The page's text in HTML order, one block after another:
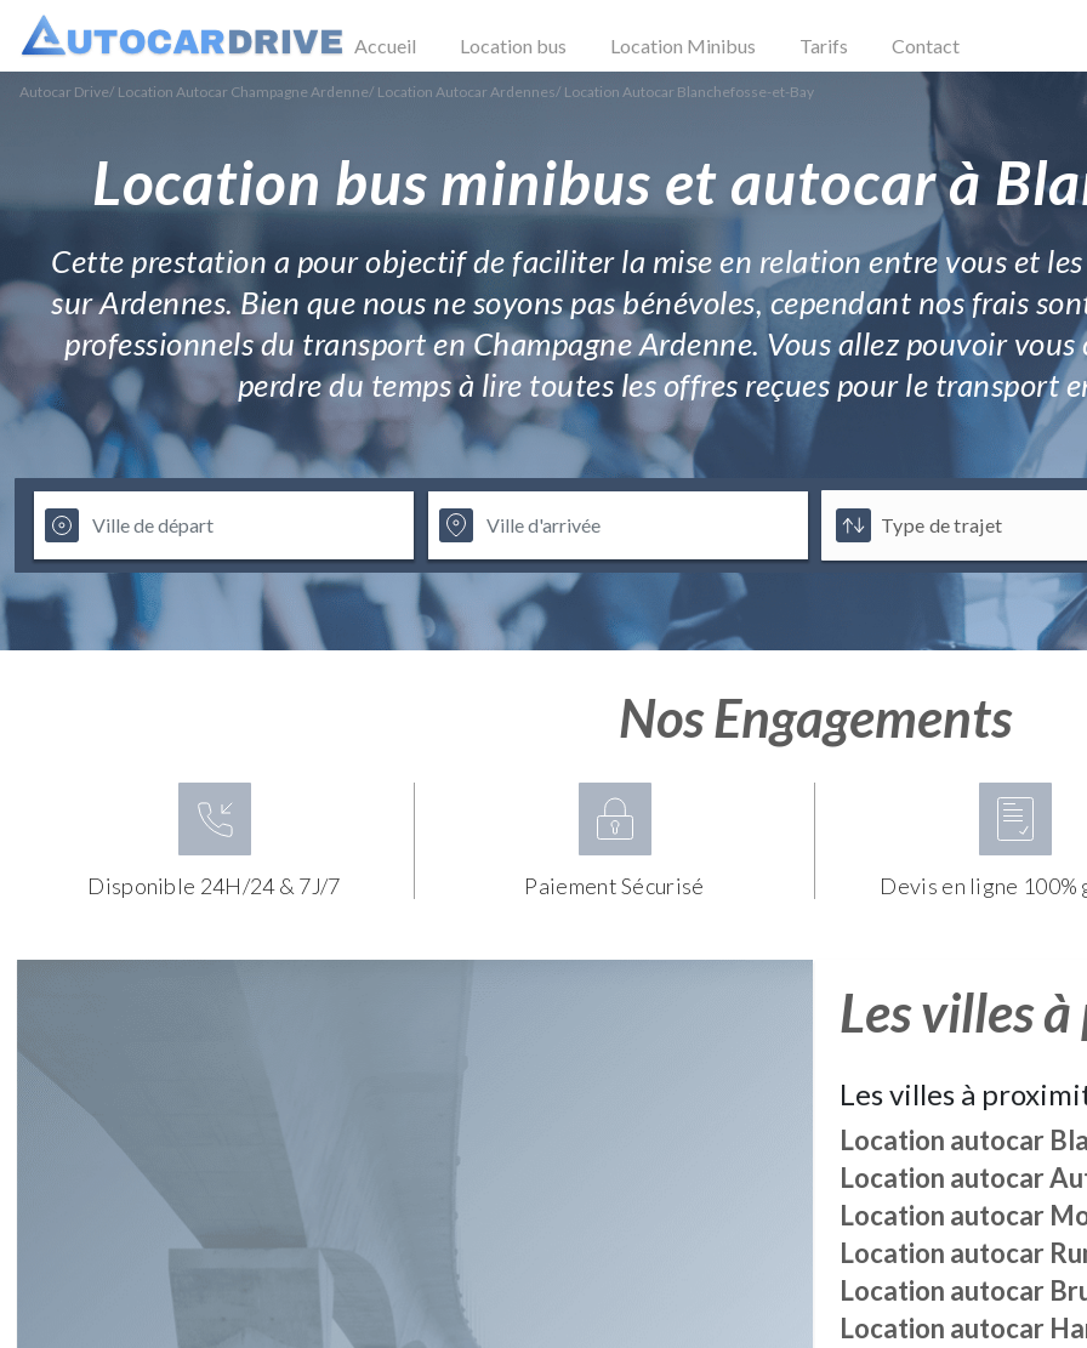
Accueil Location bus Location Minibus Tarifs Contact
Autocar Drive/ Location Autocar Champagne Ardenne/ Location Autocar Ardennes/ Location Autocar Blanchefosse-et-Bay
Location bus minibus et autocar à
Cette prestation a pour objectif de faciliter la mise en relation entre vous et
sur Ardennes. Bien que nous ne soyons pas bénévoles, cependant nos frais
professionnels du transport en Champagne Ardenne. Vous allez pouvoir
perdre du temps à lire toutes les offres reçues pour le transport
Nos Engagements
Disponible 24H/24 & 7J/7 Paiement Sécurisé Devis en ligne
Les villes
Les villes à
Location autocar
Location autocar
Location autocar
Location autocar
Location autocar
Location autocar